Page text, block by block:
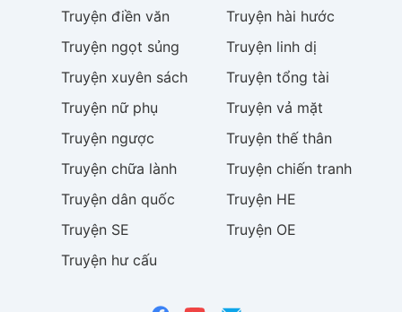
Truyện điền văn Truyện hài hước
Truyện ngọt sủng Truyện linh dị
Truyện xuyên sách Truyện tổng tài
Truyện nữ phụ Truyện vả mặt
Truyện ngược Truyện thế thân
Truyện chữa lành Truyện chiến tranh
Truyện dân quốc Truyện HE
Truyện SE Truyện OE
Truyện hư cấu